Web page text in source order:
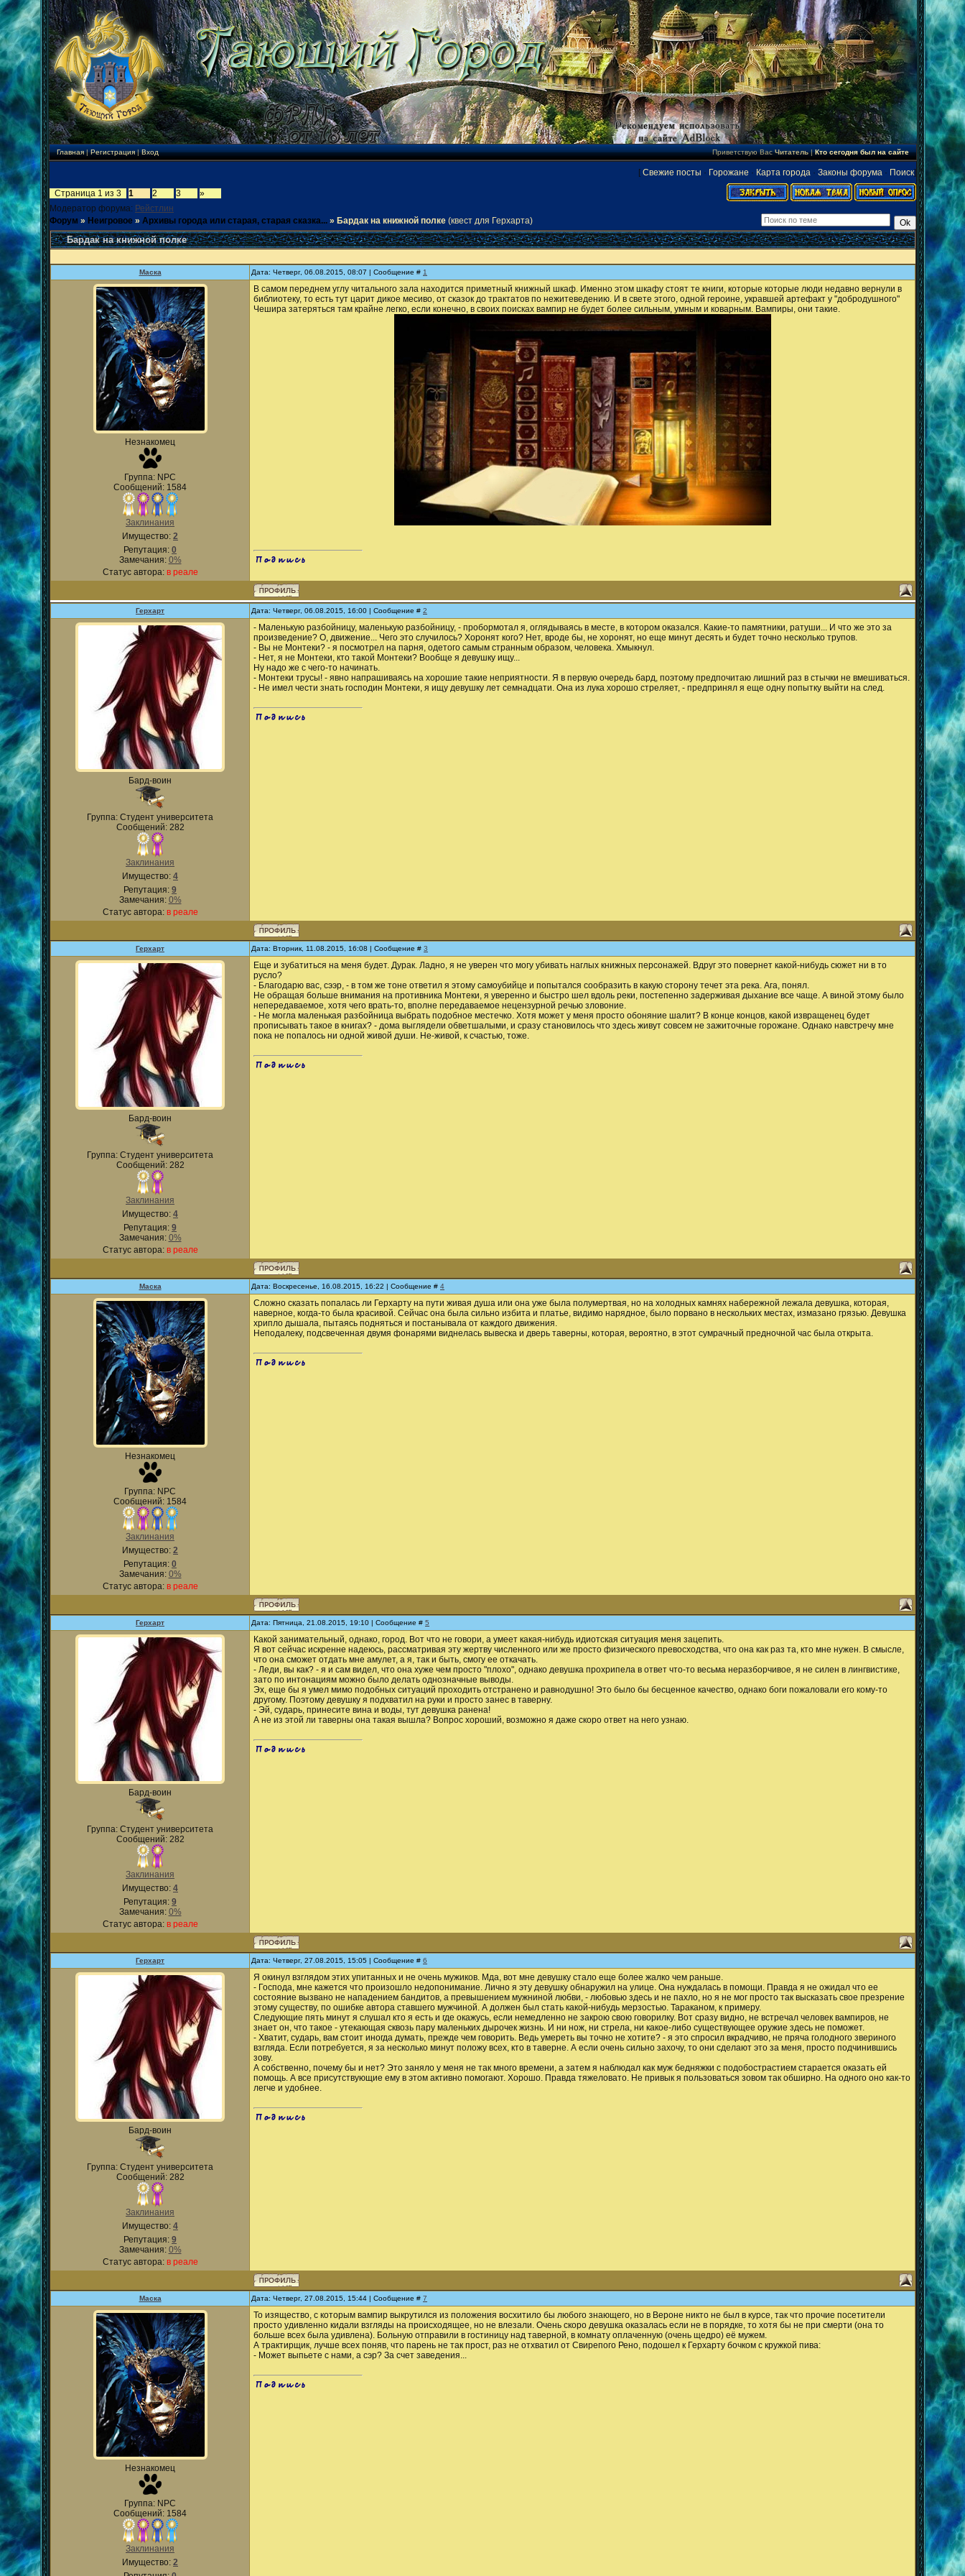
Главная|Регистрация|Вход Приветствую Вас Читатель|Кто сегодня был на сайте
[ Свежие посты · Горожане · Карта города · Законы форума · Поиск]
Страница 1 из 3 1 2 3
»
Модератор форума: Рейстлин
Форум » Неигровое » Архивы города или старая, старая сказка... » Бардак на книжной полке (квест для Герхарта)
Бардак на книжной полке
Маска Дата: Четверг, 06.08.2015, 08:07 | Сообщение # 1
Незнакомец
Группа: NPC
Сообщений: 1584
Заклинания
Имущество: 2
Репутация: 0
Замечания: 0%
Статус автора: в реале
В самом переднем углу читального зала находится приметный книжный шкаф. Именно этом шкафу стоят те книги, которые которые люди недавно вернули в
библиотеку, то есть тут царит дикое месиво, от сказок до трактатов по нежитеведению. И в свете этого, одной героине, укравшей артефакт у "добродушного"
Чешира затеряться там крайне легко, если конечно, в своих поисках вампир не будет более сильным, умным и коварным. Вампиры, они такие.
.
Герхарт Дата: Четверг, 06.08.2015, 16:00 | Сообщение # 2
Бард-воин
Группа: Студент университета
Сообщений: 282
Заклинания
Имущество: 4
Репутация: 9
Замечания: 0%
Статус автора: в реале
- Маленькую разбойницу, маленькую разбойницу, - пробормотал я, оглядываясь в месте, в котором оказался. Какие-то памятники, ратуши... И что же это за
произведение? О, движение... Чего это случилось? Хоронят кого? Нет, вроде бы, не хоронят, но еще минут десять и будет точно несколько трупов.
- Вы не Монтеки? - я посмотрел на парня, одетого самым странным образом, человека. Хмыкнул.
- Нет, я не Монтеки, кто такой Монтеки? Вообще я девушку ищу...
Ну надо же с чего-то начинать.
- Монтеки трусы! - явно напрашиваясь на хорошие такие неприятности. Я в первую очередь бард, поэтому предпочитаю лишний раз в стычки не вмешиваться.
- Не имел чести знать господин Монтеки, я ищу девушку лет семнадцати. Она из лука хорошо стреляет, - предпринял я еще одну попытку выйти на след.
.
Герхарт Дата: Вторник, 11.08.2015, 16:08 | Сообщение # 3
Бард-воин
Группа: Студент университета
Сообщений: 282
Заклинания
Имущество: 4
Репутация: 9
Замечания: 0%
Статус автора: в реале
Еще и зубатиться на меня будет. Дурак. Ладно, я не уверен что могу убивать наглых книжных персонажей. Вдруг это повернет какой-нибудь сюжет ни в то
русло?
- Благодарю вас, сээр, - в том же тоне ответил я этому самоубийце и попытался сообразить в какую сторону течет эта река. Ага, понял.
Не обращая больше внимания на противника Монтеки, я уверенно и быстро шел вдоль реки, постепенно задерживая дыхание все чаще. А виной этому было
непередаваемое, хотя чего врать-то, вполне передаваемое нецензурной речью зловоние.
- Не могла маленькая разбойница выбрать подобное местечко. Хотя может у меня просто обоняние шалит? В конце концов, какой извращенец будет
прописывать такое в книгах? - дома выглядели обветшалыми, и сразу становилось что здесь живут совсем не зажиточные горожане. Однако навстречу мне
пока не попалось ни одной живой души. Не-живой, к счастью, тоже.
.
Маска Дата: Воскресенье, 16.08.2015, 16:22 | Сообщение # 4
Незнакомец
Группа: NPC
Сообщений: 1584
Заклинания
Имущество: 2
Репутация: 0
Замечания: 0%
Статус автора: в реале
Сложно сказать попалась ли Герхарту на пути живая душа или она уже была полумертвая, но на холодных камнях набережной лежала девушка, которая,
наверное, когда-то была красивой. Сейчас она была сильно избита и платье, видимо нарядное, было порвано в нескольких местах, измазано грязью. Девушка
хрипло дышала, пытаясь подняться и постанывала от каждого движения.
Неподалеку, подсвеченная двумя фонарями виднелась вывеска и дверь таверны, которая, вероятно, в этот сумрачный предночной час была открыта.
.
Герхарт Дата: Пятница, 21.08.2015, 19:10 | Сообщение # 5
Бард-воин
Группа: Студент университета
Сообщений: 282
Заклинания
Имущество: 4
Репутация: 9
Замечания: 0%
Статус автора: в реале
Какой занимательный, однако, город. Вот что не говори, а умеет какая-нибудь идиотская ситуация меня зацепить.
Я вот сейчас искренне надеюсь, рассматривая эту жертву численного или же просто физического превосходства, что она как раз та, кто мне нужен. В смысле,
что она сможет отдать мне амулет, а я, так и быть, смогу ее откачать.
- Леди, вы как? - я и сам видел, что она хуже чем просто "плохо", однако девушка прохрипела в ответ что-то весьма неразборчивое, я не силен в лингвистике,
зато по интонациям можно было делать однозначные выводы.
Эх, еще бы я умел мимо подобных ситуаций проходить отстранено и равнодушно! Это было бы бесценное качество, однако боги пожаловали его кому-то
другому. Поэтому девушку я подхватил на руки и просто занес в таверну.
- Эй, сударь, принесите вина и воды, тут девушка ранена!
А не из этой ли таверны она такая вышла? Вопрос хороший, возможно я даже скоро ответ на него узнаю.
.
Герхарт Дата: Четверг, 27.08.2015, 15:05 | Сообщение # 6
Бард-воин
Группа: Студент университета
Сообщений: 282
Заклинания
Имущество: 4
Репутация: 9
Замечания: 0%
Статус автора: в реале
Я окинул взглядом этих упитанных и не очень мужиков. Мда, вот мне девушку стало еще более жалко чем раньше.
- Господа, мне кажется что произошло недопонимание. Лично я эту девушку обнаружил на улице. Она нуждалась в помощи. Правда я не ожидал что ее
состояние вызвано не нападением бандитов, а превышением мужниной любви, - любовью здесь и не пахло, но я не мог просто так высказать свое презрение
этому существу, по ошибке автора ставшего мужчиной. А должен был стать какой-нибудь мерзостью. Тараканом, к примеру.
Следующие пять минут я слушал кто я есть и где окажусь, если немедленно не закрою свою говорилку. Вот сразу видно, не встречал человек вампиров, не
знает он, что такое - утекающая сквозь пару маленьких дырочек жизнь. И ни нож, ни стрела, ни какое-либо существующее оружие здесь не поможет.
- Хватит, сударь, вам стоит иногда думать, прежде чем говорить. Ведь умереть вы точно не хотите? - я это спросил вкрадчиво, не пряча голодного звериного
взгляда. Если потребуется, я за несколько минут положу всех, кто в таверне. А если очень сильно захочу, то они сделают это за меня, просто подчинившись
зову.
А собственно, почему бы и нет? Это заняло у меня не так много времени, а затем я наблюдал как муж бедняжки с подобострастием старается оказать ей
помощь. А все присутствующие ему в этом активно помогают. Хорошо. Правда тяжеловато. Не привык я пользоваться зовом так обширно. На одного оно как-то
легче и удобнее.
.
Маска Дата: Четверг, 27.08.2015, 15:44 | Сообщение # 7
Незнакомец
Группа: NPC
Сообщений: 1584
Заклинания
Имущество: 2
То изящество, с которым вампир выкрутился из положения восхитило бы любого знающего, но в Вероне никто не был в курсе, так что прочие посетители
просто удивленно кидали взгляды на происходящее, но не влезали. Очень скоро девушка оказалась если не в порядке, то хотя бы не при смерти (она то
больше всех была удивлена). Больную отправили в гостиницу над таверной, в комнату оплаченную (очень щедро) её мужем.
А трактирщик, лучше всех поняв, что парень не так прост, раз не отхватил от Свирепого Рено, подошел к Герхарту бочком с кружкой пива:
- Может выпьете с нами, а сэр? За счет заведения...
.